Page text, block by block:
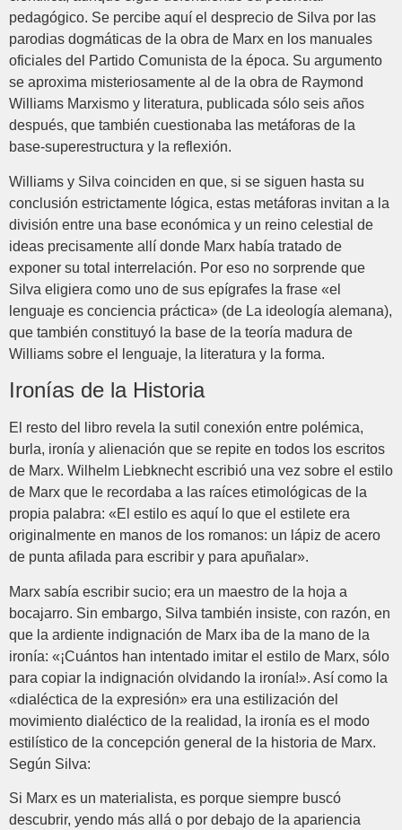
pedagógico. Se percibe aquí el desprecio de Silva por las
parodias dogmáticas de la obra de Marx en los manuales
oficiales del Partido Comunista de la época. Su argumento
se aproxima misteriosamente al de la obra de Raymond
Williams Marxismo y literatura, publicada sólo seis años
después, que también cuestionaba las metáforas de la
base-superestructura y la reflexión.
Williams y Silva coinciden en que, si se siguen hasta su
conclusión estrictamente lógica, estas metáforas invitan a la
división entre una base económica y un reino celestial de
ideas precisamente allí donde Marx había tratado de
exponer su total interrelación. Por eso no sorprende que
Silva eligiera como uno de sus epígrafes la frase «el
lenguaje es conciencia práctica» (de La ideología alemana),
que también constituyó la base de la teoría madura de
Williams sobre el lenguaje, la literatura y la forma.
Ironías de la Historia
El resto del libro revela la sutil conexión entre polémica,
burla, ironía y alienación que se repite en todos los escritos
de Marx. Wilhelm Liebknecht escribió una vez sobre el estilo
de Marx que le recordaba a las raíces etimológicas de la
propia palabra: «El estilo es aquí lo que el estilete era
originalmente en manos de los romanos: un lápiz de acero
de punta afilada para escribir y para apuñalar».
Marx sabía escribir sucio; era un maestro de la hoja a
bocajarro. Sin embargo, Silva también insiste, con razón, en
que la ardiente indignación de Marx iba de la mano de la
ironía: «¡Cuántos han intentado imitar el estilo de Marx, sólo
para copiar la indignación olvidando la ironía!». Así como la
«dialéctica de la expresión» era una estilización del
movimiento dialéctico de la realidad, la ironía es el modo
estilístico de la concepción general de la historia de Marx.
Según Silva:
Si Marx es un materialista, es porque siempre buscó
descubrir, yendo más allá o por debajo de la apariencia